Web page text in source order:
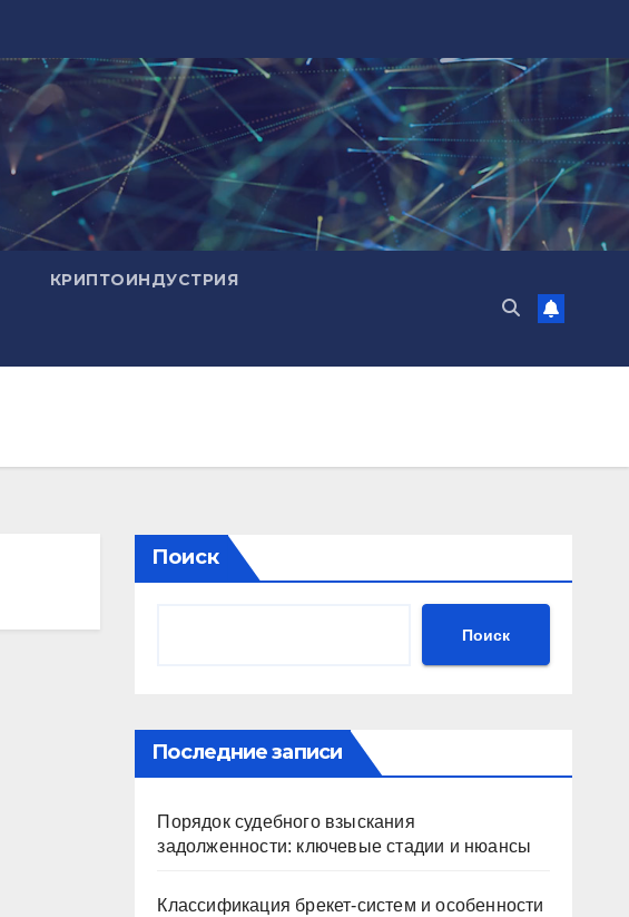
КРИПТОИНДУСТРИЯ
Поиск
Поиск
Последние записи
Порядок судебного взыскания
задолженности: ключевые стадии и нюансы
Классификация брекет-систем и особенности